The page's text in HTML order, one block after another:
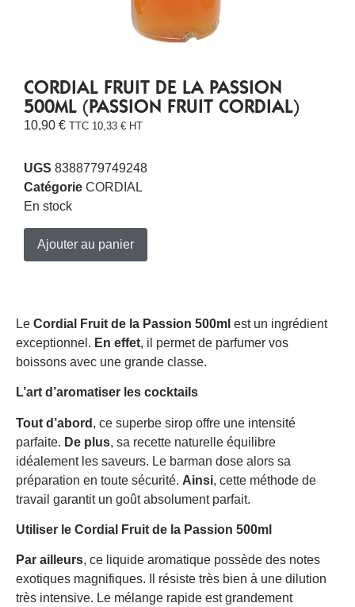
CORDIAL FRUIT DE LA PASSION
500ML (PASSION FRUIT CORDIAL)
10,90 € TTC 10,33 € HT
UGS 8388779749248
Catégorie CORDIAL
En stock
Ajouter au panier
Le Cordial Fruit de la Passion 500ml est un ingrédient
exceptionnel. En effet, il permet de parfumer vos
boissons avec une grande classe.
L’art d’aromatiser les cocktails
Tout d’abord , ce superbe sirop offre une intensité
parfaite. De plus, sa recette naturelle équilibre
idéalement les saveurs. Le barman dose alors sa
préparation en toute sécurité. Ainsi, cette méthode de
travail garantit un goût absolument parfait.
Utiliser le Cordial Fruit de la Passion 500ml
Par ailleurs, ce liquide aromatique possède des notes
exotiques magnifiques. Il résiste très bien à une dilution
très intensive. Le mélange rapide est grandement